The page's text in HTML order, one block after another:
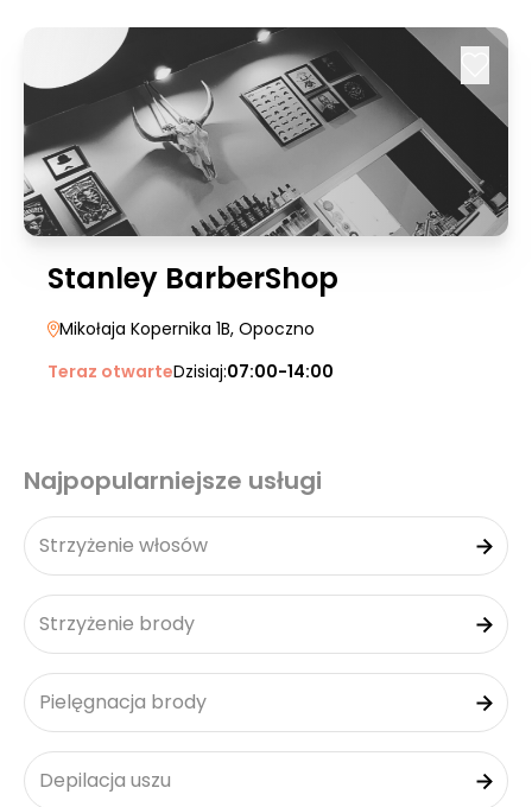
Stanley BarberShop
Mikołaja Kopernika 1B, Opoczno
Teraz otwarteDzisiaj:07:00-14:00
Najpopularniejsze usługi
Strzyżenie włosów
Strzyżenie brody
Pielęgnacja brody
Depilacja uszu